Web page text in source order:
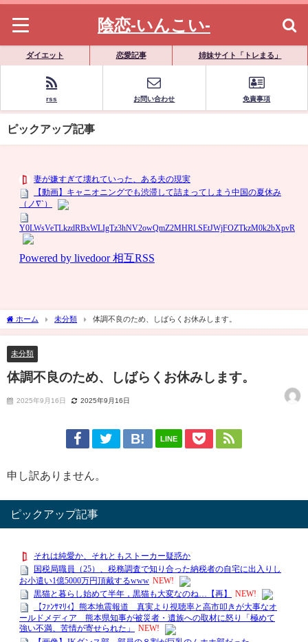
陰恋-いんこい-
ダイエット 恋愛記事 姉妹サイト「トレまる」
rss お問い合わせ 免責事項
ピックアップ記事
ホーム 未分類 体調不良のため、しばらくお休みします。
未分類
体調不良のため、しばらくお休みします。
2025年9月16日 2025年9月16日
LINE
申し訳ありません。
ピックアップ記事